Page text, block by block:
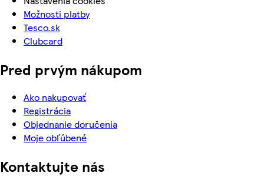
Možnosti platby
Tesco.sk
Clubcard
Pred prvým nákupom
Ako nakupovať
Registrácia
Objednanie doručenia
Moje obľúbené
Kontaktujte nás